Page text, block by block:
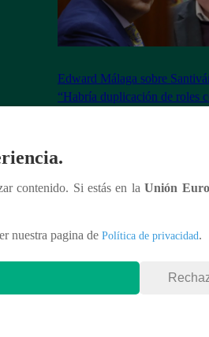
Edward Málaga sobre
“Habría duplicación de roles
contenido. Si estás en laUnión
nuestra pagina de Política de privacidad.